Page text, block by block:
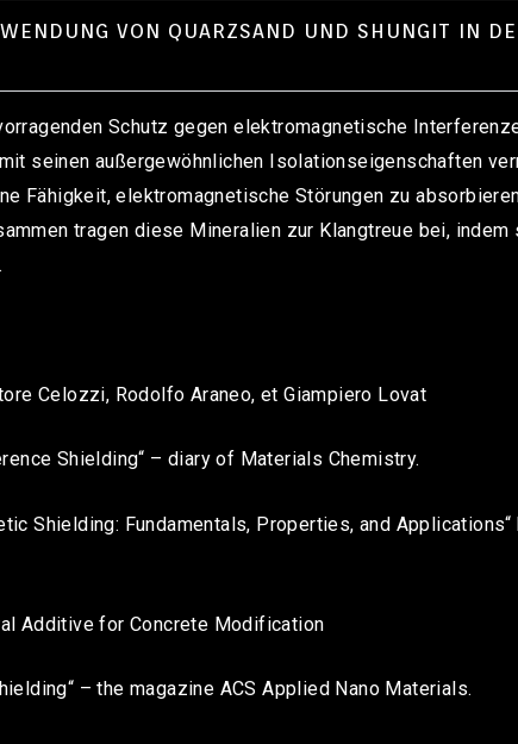
VON QUARZSAND UND SHUNGIT IN
Schutz gegen elektromagnetische
seinen außergewöhnlichen Isolationseigenschaften
Fähigkeit, elektromagnetische Störungen zu
tragen diese Mineralien zur Klangtreue bei,
Celozzi, Rodolfo Araneo, et Giampiero Lovat
Shielding“ – diary of Materials Chemistry.
Shielding: Fundamentals, Properties, and Applications“
Additive for Concrete Modification
– the magazine ACS Applied Nano Materials.